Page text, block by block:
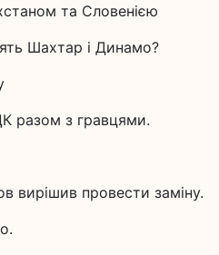
та Словенією
Шахтар і Динамо?
разом з гравцями.
вирішив провести заміну.